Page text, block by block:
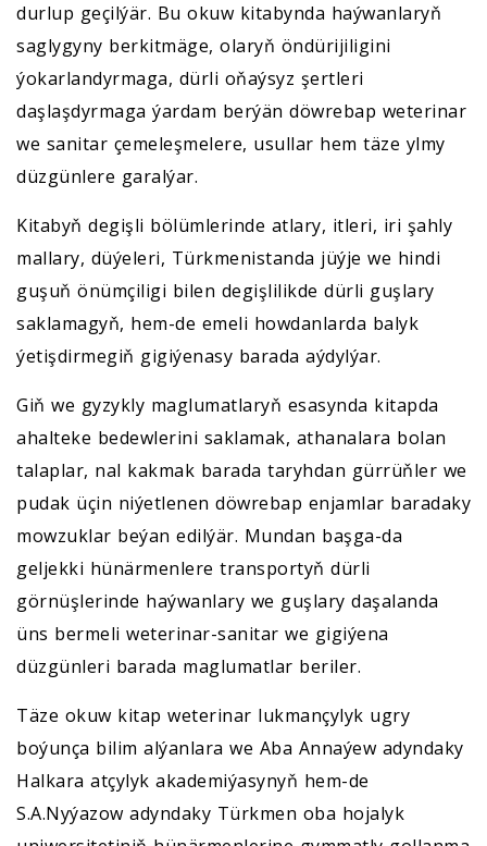
durlup geçilýär. Bu okuw kitabynda haýwanlaryň
saglygyny berkitmäge, olaryň öndürijiligini
ýokarlandyrmaga, dürli oňaýsyz şertleri
daşlaşdyrmaga ýardam berýän döwrebap weterinar
we sanitar çemeleşmelere, usullar hem täze ylmy
düzgünlere garalýar.
Kitabyň degişli bölümlerinde atlary, itleri, iri şahly
mallary, düýeleri, Türkmenistanda jüýje we hindi
guşuň önümçiligi bilen degişlilikde dürli guşlary
saklamagyň, hem-de emeli howdanlarda balyk
ýetişdirmegiň gigiýenasy barada aýdylýar.
Giň we gyzykly maglumatlaryň esasynda kitapda
ahalteke bedewlerini saklamak, athanalara bolan
talaplar, nal kakmak barada taryhdan gürrüňler we
pudak üçin niýetlenen döwrebap enjamlar baradaky
mowzuklar beýan edilýär. Mundan başga-da
geljekki hünärmenlere transportyň dürli
görnüşlerinde haýwanlary we guşlary daşalanda
üns bermeli weterinar-sanitar we gigiýena
düzgünleri barada maglumatlar beriler.
Täze okuw kitap weterinar lukmançylyk ugry
boýunça bilim alýanlara we Aba Annaýew adyndaky
Halkara atçylyk akademiýasynyň hem-de
S.A.Nyýazow adyndaky Türkmen oba hojalyk